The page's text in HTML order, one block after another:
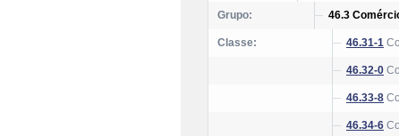
Grupo: 46.3
Classe: 46.31-1
46.32-0
46.33-8
46.34-6